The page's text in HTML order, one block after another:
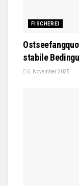
FISCHEREI
stabile
6. November 2025